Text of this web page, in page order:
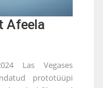
Afeela
Las Vegases
prototüüpi